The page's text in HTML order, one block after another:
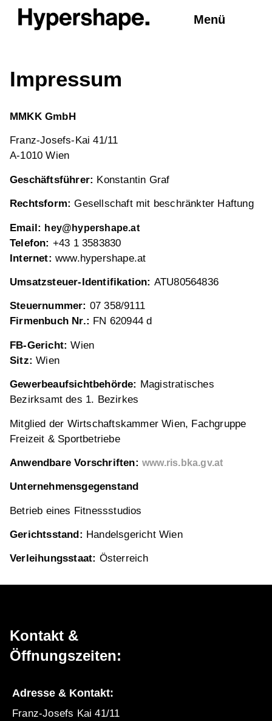
Menü
Impressum
MMKK GmbH
Franz-Josefs-Kai 41/11
A-1010 Wien
Geschäftsführer: Konstantin Graf
Rechtsform:Gesellschaft mit beschränkter Haftung
Email: hey@hypershape.at
Telefon: +43 1 3583830
Internet: www.hypershape.at
Umsatzsteuer-Identifikation: ATU80564836
Steuernummer: 07 358/9111
Firmenbuch Nr.: FN 620944 d
FB-Gericht:Wien
Sitz:Wien
Gewerbeaufsichtbehörde: Magistratisches
Bezirksamt des 1. Bezirkes
Mitglied der Wirtschaftskammer Wien, Fachgruppe
Freizeit & Sportbetriebe
Anwendbare Vorschriften: www.ris.bka.gv.at
Unternehmensgegenstand
Betrieb eines Fitnessstudios
Gerichtsstand: Handelsgericht Wien
Verleihungsstaat: Österreich
Kontakt &
Öffnungszeiten:
Adresse & Kontakt:
Franz-Josefs Kai 41/11